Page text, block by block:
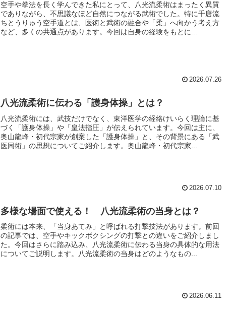
空手や拳法を長く学んできた私にとって、八光流柔術はまったく異質
でありながら、不思議なほど自然につながる武術でした。特に千唐流
ちとうりゅう空手道とは、医術と武術の融合や「柔」へ向かう考え方
など、多くの共通点があります。今回は自身の経験をもとに...
2026.07.26
八光流柔術に伝わる「護身体操」とは？
八光流柔術には、武技だけでなく、東洋医学の経絡けいらく理論に基
づく「護身体操」や「皇法指圧」が伝えられています。今回は主に、
奥山龍峰・初代宗家が創案した「護身体操」と、その背景にある「武
医同術」の思想についてご紹介します。奥山龍峰・初代宗家...
2026.07.10
多様な場面で使える！ 八光流柔術の当身とは？
柔術には本来、「当身あてみ」と呼ばれる打撃技法があります。前回
の記事では、空手やキックボクシングの打撃との違いをご紹介しまし
た。今回はさらに踏み込み、八光流柔術に伝わる当身の具体的な用法
についてご説明します。八光流柔術の当身はどのようなもの...
2026.06.11